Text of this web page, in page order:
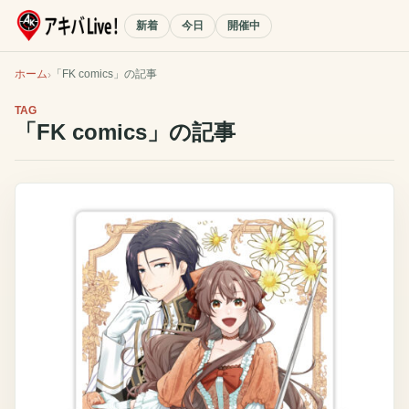
新着 今日 開催中
ホーム 「 FK comics 」の記事
TAG
「 FK comics 」の記事